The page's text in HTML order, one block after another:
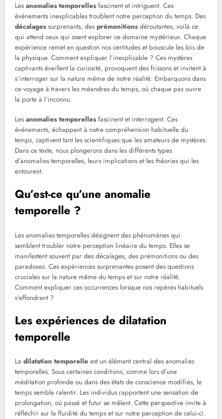
Les anomalies temporelles fascinent et intriguent. Ces
événements inexplicables troublent notre perception du temps. Des
décalages surprenants, des prémonitions déroutantes, voilà ce
qui attend ceux qui osent explorer ce domaine mystérieux. Chaque
expérience remet en question nos certitudes et bouscule les lois de
la physique. Comment expliquer l’inexplicable ? Ces mystères
captivants éveillent la curiosité, provoquent des frissons et invitent à
s’interroger sur la nature même de notre réalité. Embarquons dans
ce voyage à travers les méandres du temps, où chaque pas ouvre
la porte à l’inconnu.
Les anomalies temporelles fascinent et interrogent. Ces
événements, échappant à notre compréhension habituelle du
temps, captivent tant les scientifiques que les amateurs de mystères.
Dans ce texte, nous plongerons dans les différents types
d’anomalies temporelles, leurs implications et les théories qui les
entourent.
Qu’est-ce qu’une anomalie
temporelle ?
Les anomalies temporelles désignent des phénomènes qui
semblent troubler notre perception linéaire du temps. Elles se
manifestent souvent par des décalages, des prémonitions ou des
paradoxes. Ces expériences surprenantes posent des questions
cruciales sur la nature même du temps et sur notre réalité.
Comment expliquer ces occurrences lorsque nos repères habituels
s’effondrent ?
Les expériences de dilatation
temporelle
La dilatation temporelle est un élément central des anomalies
temporelles. Sous certaines conditions, comme lors d’une
méditation profonde ou dans des états de conscience modifiés, le
temps semble ralentir. Les individus rapportent une sensation de
prolongation, où passé et futur se mêlent. Cette perspective invite à
réfléchir sur la fluidité du temps et sur notre perception de celui-ci.